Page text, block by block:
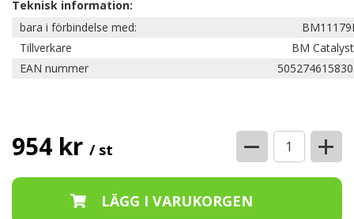
Teknisk information:
bara i förbindelse med:
Tillverkare
BM
EAN nummer
954 kr / st − +